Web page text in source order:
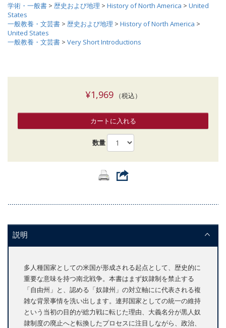
学術・一般書 > 歴史および地理 > History of North America > United
States
一般教養・文芸書 > 歴史および地理 > History of North America >
United States
一般教養・文芸書 > Very Short Introductions
¥1,969（税込）
カートに入れる
数量
説明
多人種国家としての米国が形成される起点として、歴史的に
重要な意味を持つ南北戦争。本書はまず奴隷制を禁止する
「自由州」と、認める「奴隷州」の対立軸にに代表される複
雑な背景事情を洗い出します。連邦国家としての統一の維持
という当初の目的が総力戦に転じた理由、大義名分が黒人奴
隷制度の廃止へと転換したプロセスに注目しながら、政治、